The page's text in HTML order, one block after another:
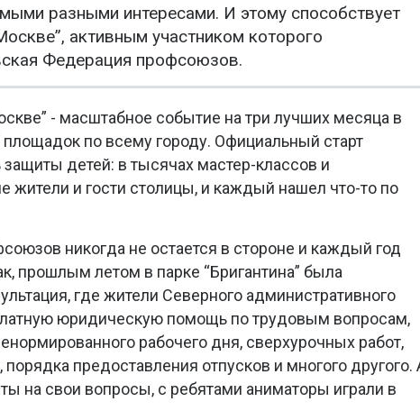
разными интересами. И этому способствует
активным участником которого
Федерация профсоюзов.
- масштабное событие на три лучших месяца в
по всему городу. Официальный старт
детей: в тысячах мастер-классов и
жители и гости столицы, и каждый нашел что-то по
никогда не остается в стороне и каждый год
прошлым летом в парке “Бригантина” была
где жители Северного административного
юридическую помощь по трудовым вопросам,
рабочего дня, сверхурочных работ,
предоставления отпусков и многого другого.
на свои вопросы, с ребятами аниматоры играли в